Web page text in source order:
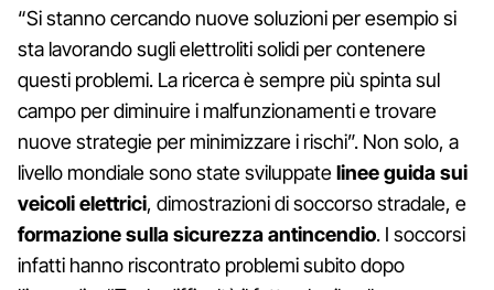
“Si stanno cercando nuove soluzioni per esempio si
sta lavorando sugli elettroliti solidi per contenere
questi problemi. La ricerca è sempre più spinta sul
campo per diminuire i malfunzionamenti e trovare
nuove strategie per minimizzare i rischi”. Non solo, a
livello mondiale sono state sviluppatelinee guida sui
veicoli elettrici, dimostrazioni di soccorso stradale, e
formazione sulla sicurezza antincendio. I soccorsi
infatti hanno riscontrato problemi subito dopo